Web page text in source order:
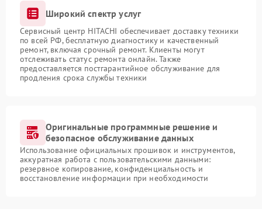
Широкий спектр услуг
Сервисный центр HITACHI обеспечивает доставку техники
по всей РФ, бесплатную диагностику и качественный
ремонт, включая срочный ремонт. Клиенты могут
отслеживать статус ремонта онлайн. Также
предоставляется постгарантийное обслуживание для
продления срока службы техники
Оригинальные программные решение и
безопасное обслуживание данных
Использование официальных прошивок и инструментов,
аккуратная работа с пользовательскими данными:
резервное копирование, конфиденциальность и
восстановление информации при необходимости